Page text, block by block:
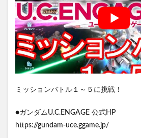
ミッションバトル１～５に挑戦！
●ガンダムU.C.ENGAGE 公式HP
https://gundam-uce.ggame.jp/